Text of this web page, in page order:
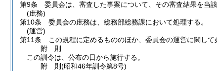
第9条
委員会は、審査した事案について、その審査結果を当
(庶務)
第10条
委員会の庶務は、総務部総務課において処理する。
(運営)
第11条
この規程に定めるもののほか、委員会の運営に関し
附 則
この訓令は、公布の日から施行する。
附 則(昭和46年訓令第8号)